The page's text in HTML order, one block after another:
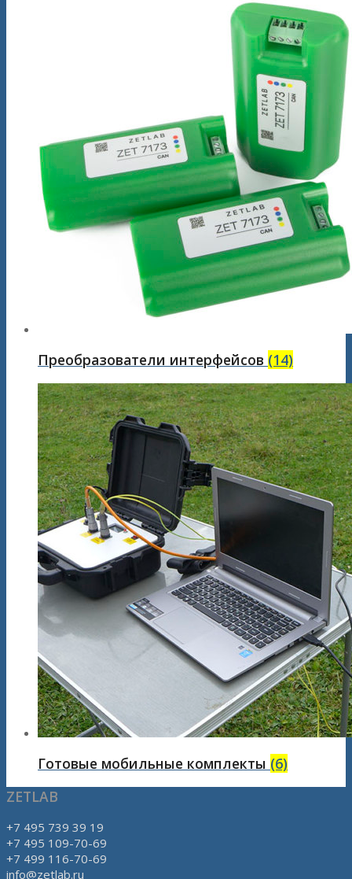
Преобразователи интерфейсов (14)
Готовые мобильные комплекты (6)
ZETLAB
+7 495 739 39 19
+7 495 109-70-69
+7 499 116-70-69
info@zetlab.ru